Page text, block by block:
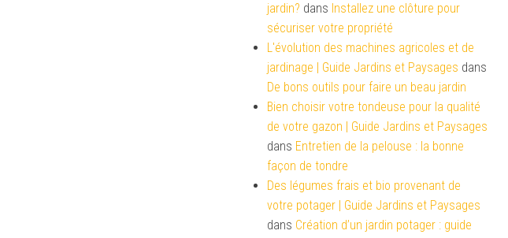
jardin? dans Installez une clôture pour
sécuriser votre propriété
L'évolution des machines agricoles et de
jardinage | Guide Jardins et Paysages dans
De bons outils pour faire un beau jardin
Bien choisir votre tondeuse pour la qualité
de votre gazon | Guide Jardins et Paysages
dans Entretien de la pelouse : la bonne
façon de tondre
Des légumes frais et bio provenant de
votre potager | Guide Jardins et Paysages
dans Création d’un jardin potager : guide